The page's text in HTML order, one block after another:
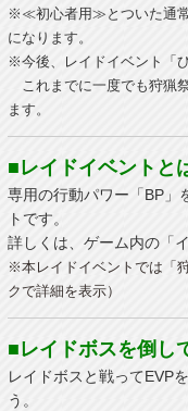
※≪初心者用≫とついた通常
になります。
※今後、レイドイベント「
これまでに一度でも狩猟
ます。
■レイドイベントと
専用の行動パワー「BP」
トです。
詳しくは、ゲーム内の「
※本レイドイベントでは「
クで詳細を表示）
■レイドボスを倒し
レイドボスと戦ってEVP
う。